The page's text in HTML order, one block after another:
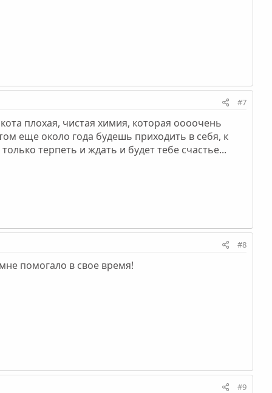
#7
плохая, чистая химия, которая оооочень
еще около года будешь приходить в себя, к
терпеть и ждать и будет тебе счастье...
#8
помогало в свое время!
#9